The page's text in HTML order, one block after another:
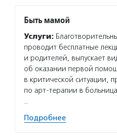
Быть мамой
Услуги:
проводит бесплатные
и родителей, выпускает
об оказании первой
в критической ситуации,
по арт-терапии в
…
Подробнее